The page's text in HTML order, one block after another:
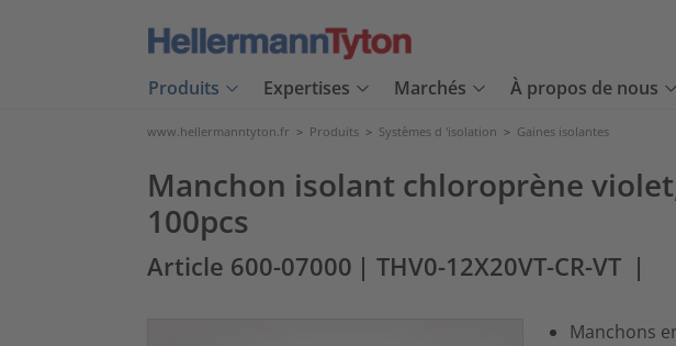
Produits Expertises Marchés À propos de nous
www.hellermanntyton.fr > Produits > Systèmes d 'isolation > Gaines isolantes
Manchon isolant chloroprène
100pcs
Article 600-07000 | THV0-12X20VT-CR-VT |
Manchons